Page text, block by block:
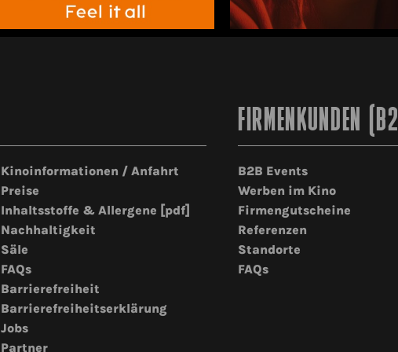
Kinoinformationen / Anfahrt
Preise
Inhaltsstoffe & Allergene [pdf]
Nachhaltigkeit
Säle
FAQs
Barrierefreiheit
Barrierefreiheitserklärung
Jobs
Partner
FIRMENKUNDEN
B2B Events
Werben im Kino
Firmengutscheine
Referenzen
Standorte
FAQs